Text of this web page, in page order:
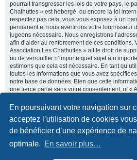
En poursuivant votre navigation sur
acceptez l’utilisation de cookies
de bénéficier d’une expérience de
optimale. En savoir plus…
pourrait transgresser les lois de votre pays, le
Chathuttes » est hébergé, ou encore la loi
respectez pas cela, vous vous exposez à un
permanent et nous avertirons votre fournisseur
jugeons nécessaire. Nous enregistrons
afin d’aider au renforcement de ces conditions.
Association Les Chathuttes » ait le droit de
ou de verrouiller n’importe quel sujet à
estimons que cela est nécessaire. En tant
toutes les informations que vous avez
notre base de données. Bien que cette
une tierce partie sans votre consentement, ni «
tentative de piratage visant à compromettre vos